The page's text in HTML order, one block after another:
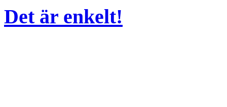
Det är enkelt!